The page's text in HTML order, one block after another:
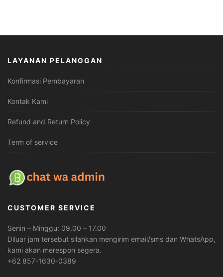
LAYANAN PELANGGAN
Konfirmasi Pembayaran
Kontak Kami
Refund and Return Policy
Term of service
CUSTOMER SERVICE
Senin – Minggu: 09.00 – 17.00
Diluar jam tersebut silahkan mengirim email/sms dan WhatsApp,
kami akan merespon segera.
+62 857-1630-0389